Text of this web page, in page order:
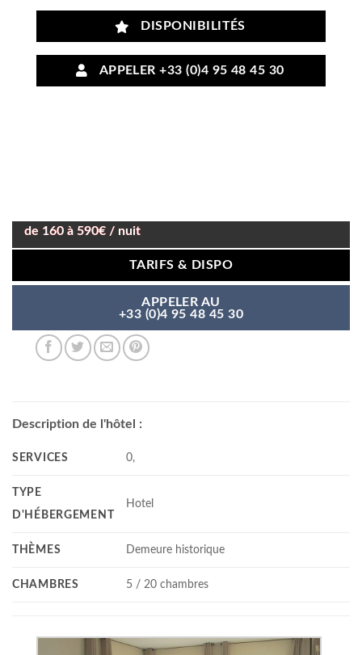
DISPONIBILITÉS
APPELER +33 (0)4 95 48 45 30
de 160 à 590€ / nuit
TARIFS & DISPO
APPELER AU
+33 (0)4 95 48 45 30
Description de l'hôtel :
SERVICES 0,
TYPE
D'HÉBERGEMENT
Hotel
THÈMES Demeure historique
CHAMBRES 5 / 20 chambres